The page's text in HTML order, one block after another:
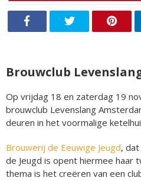
Brouwclub
Op vrijdag 18 en zaterdag 19
brouwclub Levenslang
deuren in het voormalige
Brouwerij de Eeuwige Jeugd,
de Jeugd is opent hiermee haar
thema is het creëren van een